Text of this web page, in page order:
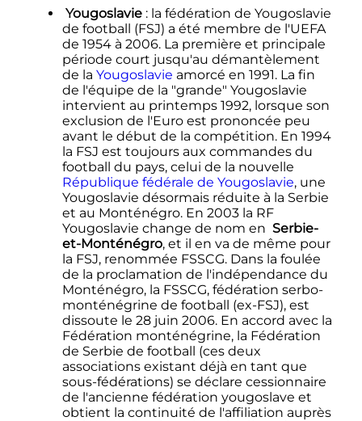
Yougoslavie : la fédération de Yougoslavie
de football (FSJ) a été membre de l'UEFA
de 1954 à 2006. La première et principale
période court jusqu'au démantèlement
de la Yougoslavie amorcé en 1991. La fin
de l'équipe de la "grande" Yougoslavie
intervient au printemps 1992, lorsque son
exclusion de l'Euro est prononcée peu
avant le début de la compétition. En 1994
la FSJ est toujours aux commandes du
football du pays, celui de la nouvelle
République fédérale de Yougoslavie, une
Yougoslavie désormais réduite à la Serbie
et au Monténégro. En 2003 la RF
Yougoslavie change de nom en Serbie-
et-Monténégro, et il en va de même pour
la FSJ, renommée FSSCG. Dans la foulée
de la proclamation de l'indépendance du
Monténégro, la FSSCG, fédération serbo-
monténégrine de football (ex-FSJ), est
dissoute le 28 juin 2006. En accord avec la
Fédération monténégrine, la Fédération
de Serbie de football (ces deux
associations existant déjà en tant que
sous-fédérations) se déclare cessionnaire
de l'ancienne fédération yougoslave et
obtient la continuité de l'affiliation auprès